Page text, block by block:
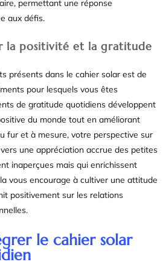
permettant une réponse
aux défis.
la positivité et la gratitude
présents dans le cahier solar est de
pour lesquels vous êtes
de gratitude quotidiens développent
du monde tout en améliorant
fur et à mesure, votre perspective sur
une appréciation accrue des petites
inaperçues mais qui enrichissent
vous encourage à cultiver une attitude
positivement sur les relations
le cahier solar